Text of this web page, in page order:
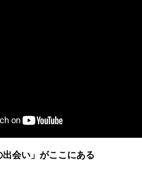
出会い」がここにある